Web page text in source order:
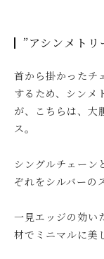
”アシンメト
首から掛かったチ
するため、シンメ
が、こちらは、大
ス。
シングルチェーン
ぞれをシルバーの
一見エッジの効い
材でミニマルに美